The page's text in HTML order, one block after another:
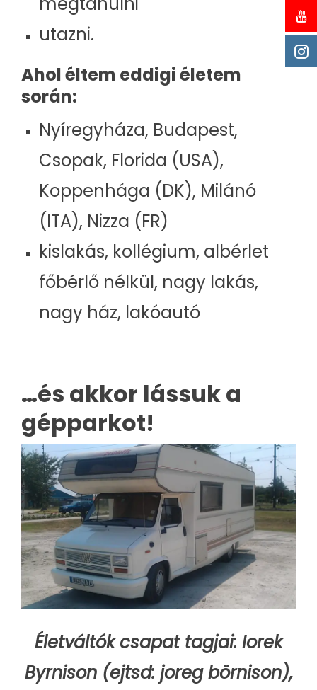
utazni.
Ahol éltem eddigi életem
során:
Nyíregyháza, Budapest,
Csopak, Florida (USA),
Koppenhága (DK), Milánó
(ITA), Nizza (FR)
kislakás, kollégium, albérlet
főbérlő nélkül, nagy lakás,
nagy ház, lakóautó
…és akkor lássuk a
gépparkot!
Életváltók csapat tagjai: Iorek
Byrnison (ejtsd: joreg börnison),